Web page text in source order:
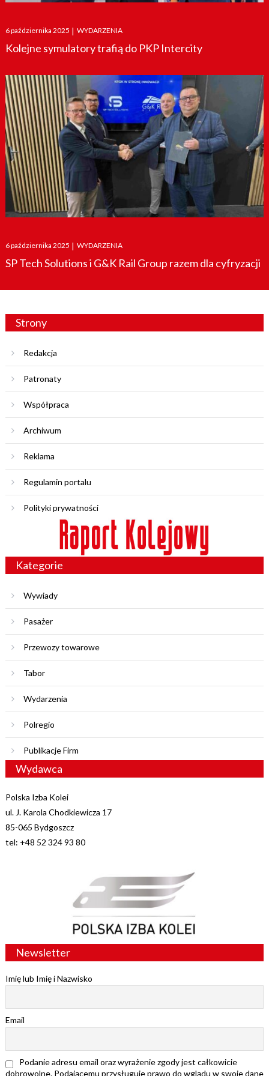
Posted
on
6 października 2025 | WYDARZENIA
Kolejne symulatory trafią do PKP Intercity
Posted
on
6 października 2025 | WYDARZENIA
SP Tech Solutions i G&K Rail Group razem dla cyfryzacji
Strony
Redakcja
Patronaty
Współpraca
Archiwum
Reklama
Regulamin portalu
Polityki prywatności
Kategorie
Wywiady
Pasażer
Przewozy towarowe
Tabor
Wydarzenia
Polregio
Publikacje Firm
Wydawca
Polska Izba Kolei
ul. J. Karola Chodkiewicza 17
85-065 Bydgoszcz
tel: +48 52 324 93 80
Newsletter
Imię lub Imię i Nazwisko
Email
Podanie adresu email oraz wyrażenie zgody jest całkowicie
dobrowolne. Podającemu przysługuje prawo do wglądu w swoje dane